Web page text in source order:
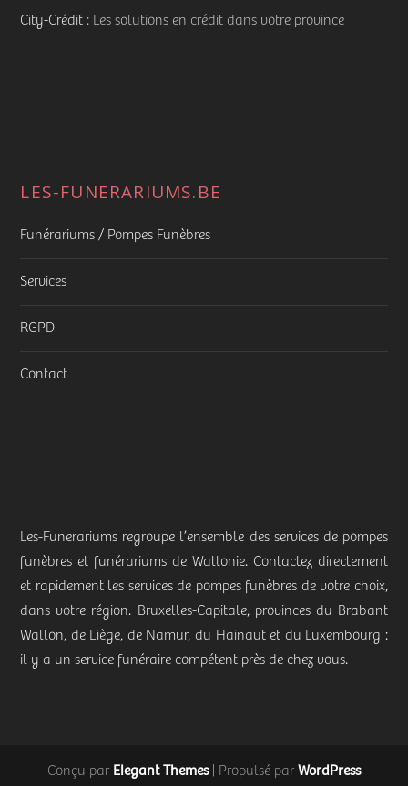
City-Crédit : Les solutions en crédit dans votre province
LES-FUNERARIUMS.BE
Funérariums / Pompes Funèbres
Services
RGPD
Contact
Les-Funerariums regroupe l’ensemble des services de pompes
funèbres et funérariums de Wallonie. Contactez directement
et rapidement les services de pompes funèbres de votre choix,
dans votre région. Bruxelles-Capitale, provinces du Brabant
Wallon, de Liège, de Namur, du Hainaut et du Luxembourg :
il y a un service funéraire compétent près de chez vous.
Conçu par Elegant Themes| Propulsé par WordPress